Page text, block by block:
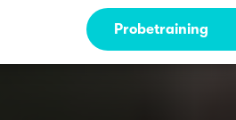
Probetraining